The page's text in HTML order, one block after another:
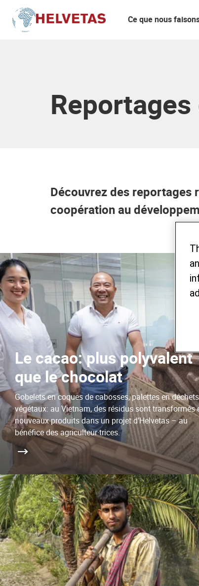
Ce que nous
Découvrez des reportages
coopération au
Le cacao: plus polyvalent
que le chocolat
Gobelets en coques de cabosses, palettes en déchets
végétaux: au Vietnam, des résidus sont transformés
nouveaux produits dans un projet d’Helvetas – au
bénéfice des agriculteur·trices.